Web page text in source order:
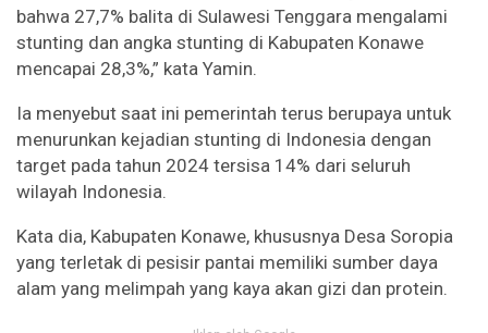
bahwa 27,7% balita di Sulawesi Tenggara mengalami
stunting dan angka stunting di Kabupaten Konawe
mencapai 28,3%,” kata Yamin.
Ia menyebut saat ini pemerintah terus berupaya untuk
menurunkan kejadian stunting di Indonesia dengan
target pada tahun 2024 tersisa 14% dari seluruh
wilayah Indonesia.
Kata dia, Kabupaten Konawe, khususnya Desa Soropia
yang terletak di pesisir pantai memiliki sumber daya
alam yang melimpah yang kaya akan gizi dan protein.